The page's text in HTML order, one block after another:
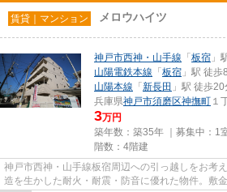
賃貸｜マンション メロウハイツ
神戸市西神・山手線 「 板宿 」
山陽電鉄本線 「 板宿 」駅 徒歩
山陽本線 「 新長田 」駅 徒歩20
兵庫県神戸市須磨区神撫町 １
3万円
築年数：築35年 ｜募集中： 1
階数：4階建
神戸市西神・山手線板宿周辺への引っ越しをお考
造を生かした耐火・耐震・防音に優れた物件。敷